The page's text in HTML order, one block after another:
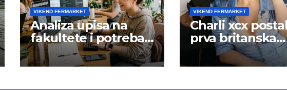
VIKEND FERMARKET
Analiza upisa na
fakultete i potreba
tržišta rada
VIKEND FERMARKET
Charli xcx
prva britanska
pevačica sa dva
albuma na